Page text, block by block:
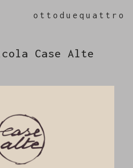
ottoduequattro
Case Alte